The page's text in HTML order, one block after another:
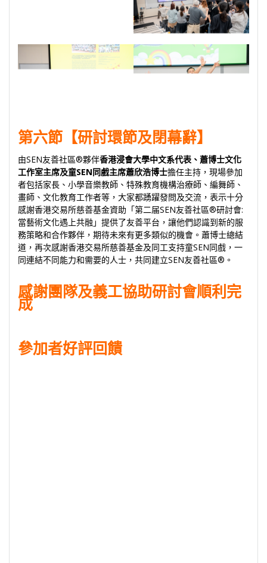
第六節【研討環節及閉幕辭】
由SEN友善社區®夥伴
者包括家長、小學音樂教師、特殊教育機構治療師、編舞師、
畫師、文化教育工作者等，大家都踴躍發問及交流，表示十分